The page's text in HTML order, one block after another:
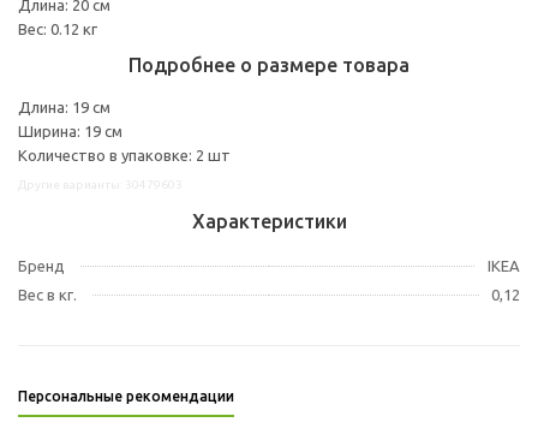
Длина: 20 см
Вес: 0.12 кг
Подробнее о размере товара
Длина: 19 см
Ширина: 19 см
Количество в упаковке: 2 шт
Характеристики
Бренд
IKEA
Вес в кг.
0,12
Персональные рекомендации